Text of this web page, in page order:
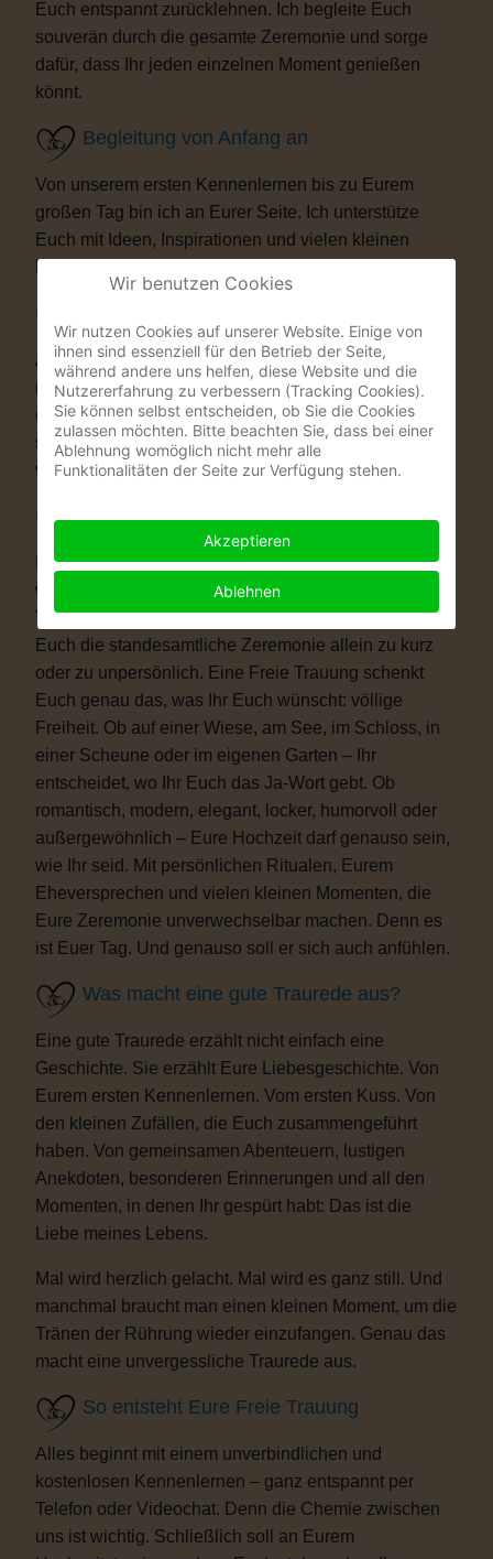
Euch entspannt zurücklehnen. Ich begleite Euch
souverän durch die gesamte Zeremonie und sorge
dafür, dass Ihr jeden einzelnen Moment genießen
könnt.
Begleitung von Anfang an
Von unserem ersten Kennenlernen bis zu Eurem
großen Tag bin ich an Eurer Seite. Ich unterstütze
Euch mit Ideen, Inspirationen und vielen kleinen
Auf Wunsch bereichere ich Eure Zeremonie mit
musikalischen oder künstlerischen Elementen. Als
ehemaliger Musicaldarsteller und Sänger entstehen
so Momente, die Eure Gäste garantiert nicht
vergessen werden.
Warum eine Freie Trauung?
Immer mehr Paare wünschen sich eine Hochzeit, die
wirklich zu ihnen passt. Vielleicht ist eine kirchliche
Trauung nicht das Richtige für Euch. Vielleicht ist
Euch die standesamtliche Zeremonie allein zu kurz
oder zu unpersönlich. Eine Freie Trauung schenkt
Euch genau das, was Ihr Euch wünscht: völlige
Freiheit. Ob auf einer Wiese, am See, im Schloss, in
einer Scheune oder im eigenen Garten – Ihr
entscheidet, wo Ihr Euch das Ja-Wort gebt. Ob
romantisch, modern, elegant, locker, humorvoll oder
außergewöhnlich – Eure Hochzeit darf genauso sein,
wie Ihr seid. Mit persönlichen Ritualen, Eurem
Eheversprechen und vielen kleinen Momenten, die
Eure Zeremonie unverwechselbar machen. Denn es
ist Euer Tag. Und genauso soll er sich auch anfühlen.
Was macht eine gute Traurede aus?
Eine gute Traurede erzählt nicht einfach eine
Geschichte. Sie erzählt Eure Liebesgeschichte. Von
Eurem ersten Kennenlernen. Vom ersten Kuss. Von
den kleinen Zufällen, die Euch zusammengeführt
haben. Von gemeinsamen Abenteuern, lustigen
Anekdoten, besonderen Erinnerungen und all den
Momenten, in denen Ihr gespürt habt: Das ist die
Liebe meines Lebens.
Mal wird herzlich gelacht. Mal wird es ganz still. Und
manchmal braucht man einen kleinen Moment, um die
Tränen der Rührung wieder einzufangen. Genau das
macht eine unvergessliche Traurede aus.
So entsteht Eure Freie Trauung
Alles beginnt mit einem unverbindlichen und
kostenlosen Kennenlernen – ganz entspannt per
Telefon oder Videochat. Denn die Chemie zwischen
uns ist wichtig. Schließlich soll an Eurem
Wir benutzen Cookies
Wir nutzen Cookies auf unserer Website. Einige von
ihnen sind essenziell für den Betrieb der Seite,
während andere uns helfen, diese Website und die
Nutzererfahrung zu verbessern (Tracking Cookies).
Sie können selbst entscheiden, ob Sie die Cookies
zulassen möchten. Bitte beachten Sie, dass bei einer
Ablehnung womöglich nicht mehr alle
Funktionalitäten der Seite zur Verfügung stehen.
Akzeptieren
Ablehnen